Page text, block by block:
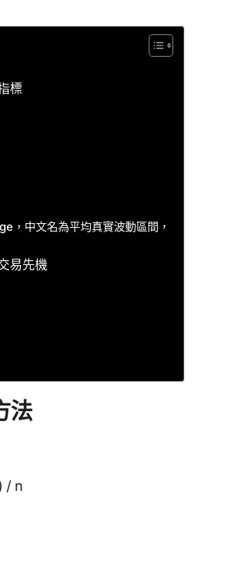
標
，中文名為平均真實波動區間，
易先機
法
/ n